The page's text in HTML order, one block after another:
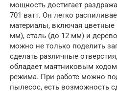
мощность достигает
701 ватт. Он легко
материалы, включая
мм), сталь (до 12 мм) и
можно не только поделить
сделать различные
обладает маятниковым
режима. При работе можно
пылесос, есть возможность